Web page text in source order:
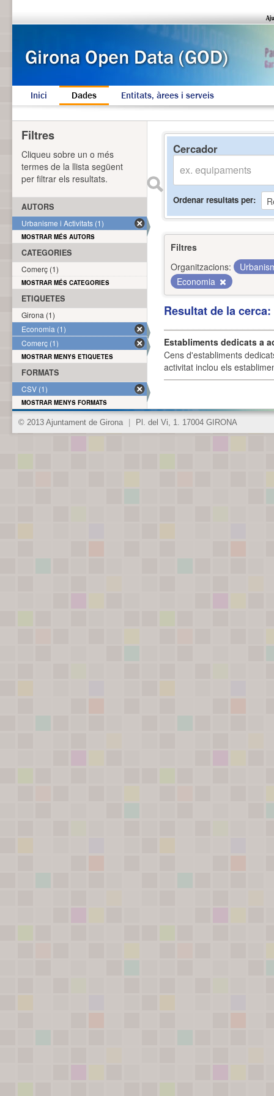
Inici Dades Entitats, àrees i serveis
Cercador
Ordenar resultats per
Filtres
Organitzacions:
Economia
Resultat de la
Establiments dedicats a
Cens d'establiments
activitat inclou els
Filtres
Cliqueu sobre un o més
termes de la llista següent
per filtrar els resultats.
AUTORS
Urbanisme i Activitats (1)
MOSTRAR MÉS AUTORS
CATEGORIES
Comerç (1)
MOSTRAR MÉS CATEGORIES
ETIQUETES
Girona (1)
Economia (1)
Comerç (1)
MOSTRAR MENYS ETIQUETES
FORMATS
CSV (1)
MOSTRAR MENYS FORMATS
© 2013 Ajuntament de Girona Pl. del Vi, 1. 17004 GIRONA